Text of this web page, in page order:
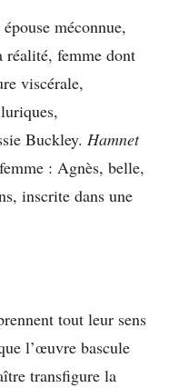
méconnue,
femme dont
viscérale,
Buckley. Hamnet
: Agnès, belle,
inscrite dans une
tout leur sens
l’œuvre bascule
transfigure la